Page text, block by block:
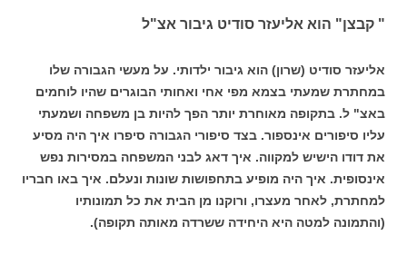
" קבצן" הוא אליעזר סודיט גיבור אצ"ל
אליעזר סודיט (שרון) הוא גיבור ילדותי. על מעשי הגבורה שלו
במחתרת שמעתי בצמא מפי אחי ואחותי הבוגרים שהיו לוחמים
באצ" ל. בתקופה מאוחרת יותר הפך להיות בן משפחה ושמעתי
עליו סיפורים אינספור. בצד סיפורי הגבורה סיפרו איך היה מסיע
את דודו הישיש למקווה. איך דאג לבני המשפחה במסירות נפש
אינסופית. איך היה מופיע בתחפושות שונות ונעלם. איך באו חבריו
למחתרת, לאחר מעצרו, ורוקנו מן הבית את כל תמונותיו
(והתמונה למטה היא היחידה ששרדה מאותה תקופה).